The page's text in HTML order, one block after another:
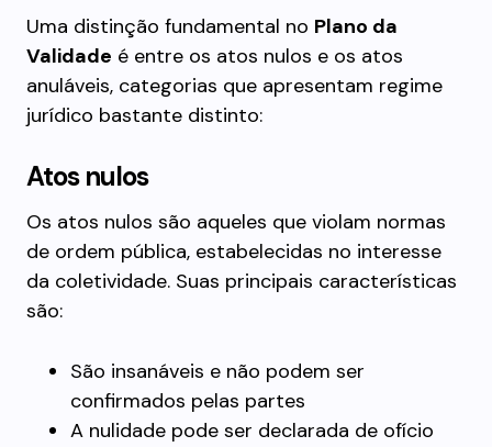
Uma distinção fundamental no Plano da
Validade é entre os atos nulos e os atos
anuláveis, categorias que apresentam regime
jurídico bastante distinto:
Atos nulos
Os atos nulos são aqueles que violam normas
de ordem pública, estabelecidas no interesse
da coletividade. Suas principais características
são:
São insanáveis e não podem ser
confirmados pelas partes
A nulidade pode ser declarada de ofício